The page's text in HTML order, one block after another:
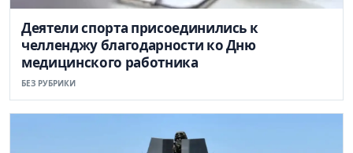
Деятели спорта присоединились к
челленджу благодарности ко Дню
медицинского работника
БЕЗ РУБРИКИ